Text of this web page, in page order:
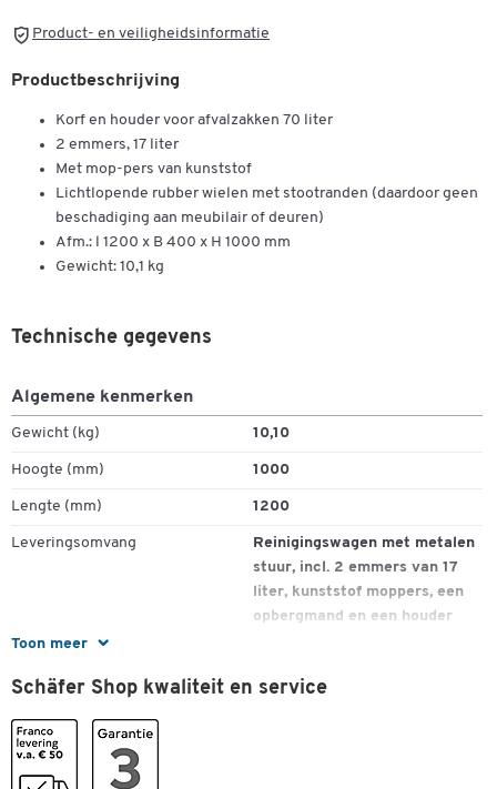
Product- en veiligheidsinformatie
Productbeschrijving
Korf en houder voor afvalzakken 70 liter
2 emmers, 17 liter
Met mop-pers van kunststof
Lichtlopende rubber wielen met stootranden (daardoor geen
beschadiging aan meubilair of deuren)
Afm.: l 1200 x B 400 x H 1000 mm
Gewicht: 10,1 kg
Toon meer
Technische gegevens
Algemene kenmerken
Gewicht (kg) 10,10
Hoogte (mm) 1000
Lengte (mm) 1200
Leveringsomvang
Reinigingswagen met metalen
stuur, incl. 2 emmers van 17
liter, kunststof moppers, een
opbergmand en een houder
Type Doppelfahrwagen
Kleuren
Schäfer Shop kwaliteit en service